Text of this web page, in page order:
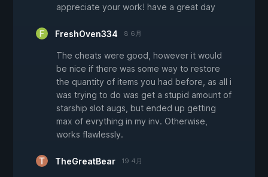
appreciate your work! have a great day
FreshOven334 8 6月
The cheats were good, however it would
be nice if there was some way to restore
the quantity of items you had before, as all i
was trying to do was get a stupid amount of
starship slot augs, but ended up getting
max of evrything in my inv. Otherwise,
works flawlessly.
TheGreatBear 19 4月